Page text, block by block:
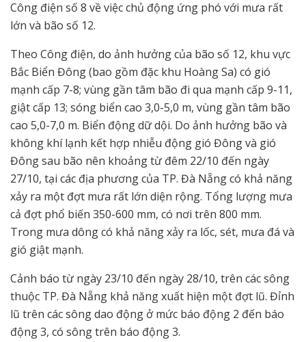
Công điện số 8 về việc chủ động ứng phó với mưa rất
lớn và bão số 12.
Theo Công điện, do ảnh hưởng của bão số 12, khu vực
Bắc Biển Đông (bao gồm đặc khu Hoàng Sa) có gió
mạnh cấp 7-8; vùng gần tâm bão đi qua mạnh cấp 9-11,
giật cấp 13; sóng biển cao 3,0-5,0 m, vùng gần tâm bão
cao 5,0-7,0 m. Biển động dữ dội. Do ảnh hưởng bão và
không khí lạnh kết hợp nhiễu động gió Đông và gió
Đông sau bão nên khoảng từ đêm 22/10 đến ngày
27/10, tại các địa phương của TP. Đà Nẵng có khả năng
xảy ra một đợt mưa rất lớn diện rộng. Tổng lượng mưa
cả đợt phổ biến 350-600 mm, có nơi trên 800 mm.
Trong mưa dông có khả năng xảy ra lốc, sét, mưa đá và
gió giật mạnh.
Cảnh báo từ ngày 23/10 đến ngày 28/10, trên các sông
thuộc TP. Đà Nẵng khả năng xuất hiện một đợt lũ. Đỉnh
lũ trên các sông dao động ở mức báo động 2 đến báo
động 3, có sông trên báo động 3.